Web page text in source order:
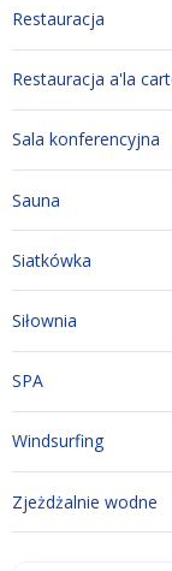
Restauracja
Restauracja a'la
Sala konferencyjna
Sauna
Siatkówka
Siłownia
SPA
Windsurfing
Zjeżdżalnie wodne